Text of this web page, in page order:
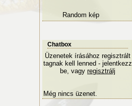
Random kép
Chatbox
Üzenetek írásához regisztrált
tagnak kell lenned - jelentkezz
be, vagy regisztrálj
Még nincs üzenet.